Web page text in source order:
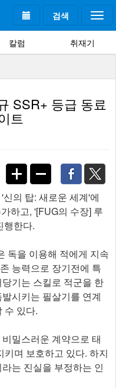
검색
칼럼 취재기
SSR+ 등급 동료
트
의 탑: 새로운 세계'에
하고, '[FUG의 수장] 루
행한다.
독을 이용해 적에게 지속
능력으로 장기전에 특
기는 스킬로 적군을 한
시키는 필살기를 연계
수 있다.
밀스러운 계약으로 태
며 보호하고 있다. 하지
는 진실을 부정하는 인